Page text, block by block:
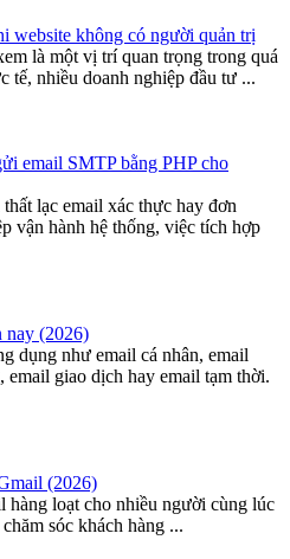
website không có người quản trị
là một vị trí quan trọng trong quá
tế, nhiều doanh nghiệp đầu tư ...
email SMTP bằng PHP cho
lạc email xác thực hay đơn
vận hành hệ thống, việc tích hợp
nay (2026)
dụng như email cá nhân, email
email giao dịch hay email tạm thời.
(2026)
hàng loạt cho nhiều người cùng lúc
sóc khách hàng ...